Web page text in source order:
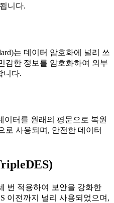
니다.
는 데이터 암호화에 널리 쓰
감한 정보를 암호화하여 외부
니다.
이터를 원래의 평문으로 복원
로 사용되며, 안전한 데이터
번 적용하여 보안을 강화한
이전까지 널리 사용되었으며,